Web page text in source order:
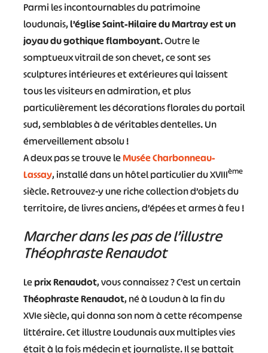
Parmi les incontournables du patrimoine
loudunais,l’église Saint-Hilaire du Martray est un
joyau du gothique flamboyant. Outre le
somptueux vitrail de son chevet, ce sont ses
sculptures intérieures et extérieures qui laissent
tous les visiteurs en admiration, et plus
particulièrement les décorations florales du portail
sud, semblables à de véritables dentelles. Un
émerveillement absolu !
A deux pas se trouve leMusée Charbonneau-
Lassay, installé dans un hôtel particulier du XVIIIème
siècle. Retrouvez-y une riche collection d’objets du
territoire, de livres anciens, d’épées et armes à feu !
Marcher dans les pas de l’illustre
Théophraste Renaudot
Leprix Renaudot, vous connaissez ? C’est un certain
Théophraste Renaudot, né à Loudun à la fin du
XVIe siècle, qui donna son nom à cette récompense
littéraire. Cet illustre Loudunais aux multiples vies
était à la fois médecin et journaliste. Il se battait